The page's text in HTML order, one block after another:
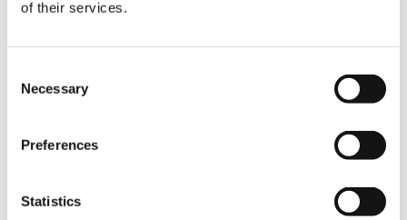
of their services.
Selection
Necessary
Preferences
Statistics